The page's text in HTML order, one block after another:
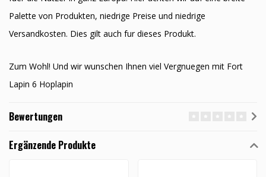
Palette von Produkten, niedrige Preise und niedrige
Versandkosten. Dies gilt auch fur dieses Produkt.
Zum Wohl! Und wir wunschen Ihnen viel Vergnuegen mit Fort
Lapin 6 Hoplapin
Bewertungen
Ergänzende Produkte